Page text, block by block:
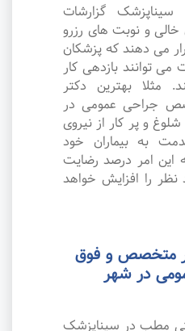
گزارشات
و نوبت های رزرو
می دهند که پزشکان
می توانند بازدهی کار
مثلا بهترین دکتر
جراحی عمومی در
و پر کار از نیروی
به بیماران خود
این امر درصد رضایت
نظر را افزایش خواهد
متخصص و فوق
در شهر
مطب در سیناپزشک